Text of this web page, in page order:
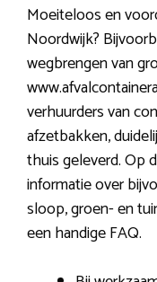
Moeiteloos en
Noordwijk?
wegbrengen van
verhuurders van
afzetbakken,
thuis geleverd. Op
informatie over
sloop, groen- en
een handige FAQ.